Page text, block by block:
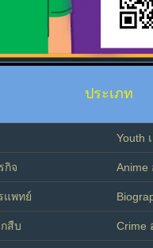
ประเภท
Youth
กิจ Anime
แพทย์
สืบ Crime